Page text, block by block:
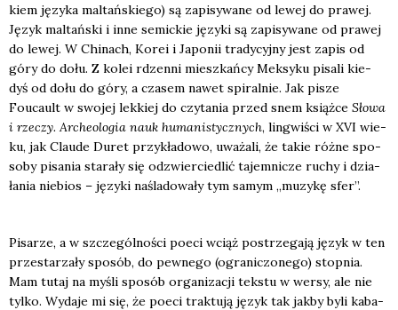
kiem języ­ka mal­tań­skie­go) są zapi­sy­wa­ne od lewej do pra­wej.
Język mal­tań­ski i inne semic­kie języ­ki są zapi­sy­wa­ne od pra­wej
do lewej. W Chi­nach, Korei i Japo­nii tra­dy­cyj­ny jest zapis od
góry do dołu. Z kolei rdzen­ni miesz­kań­cy Mek­sy­ku pisa­li kie­
dyś od dołu do góry, a cza­sem nawet spi­ral­nie. Jak pisze
Foucault w swo­jej lek­kiej do czy­ta­nia przed snem książ­ce Sło­wa
i rze­czy. Arche­olo­gia nauk huma­ni­stycz­nych, lin­gwi­ści w XVI wie­
ku, jak Clau­de Duret przy­kła­do­wo, uwa­ża­li, że takie róż­ne spo­
so­by pisa­nia sta­ra­ły się odzwier­cie­dlić tajem­ni­cze ruchy i dzia­
ła­nia nie­bios – języ­ki naśla­do­wa­ły tym samym „muzy­kę sfer”.
Pisa­rze, a w szcze­gól­no­ści poeci wciąż postrze­ga­ją język w ten
prze­sta­rza­ły spo­sób, do pew­ne­go (ogra­ni­czo­ne­go) stop­nia.
Mam tutaj na myśli spo­sób orga­ni­za­cji tek­stu w wer­sy, ale nie
tyl­ko. Wyda­je mi się, że poeci trak­tu­ją język tak jak­by byli kaba­